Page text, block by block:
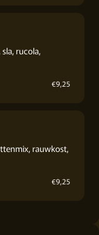
rucola,
€9,25
rauwkost,
€9,25